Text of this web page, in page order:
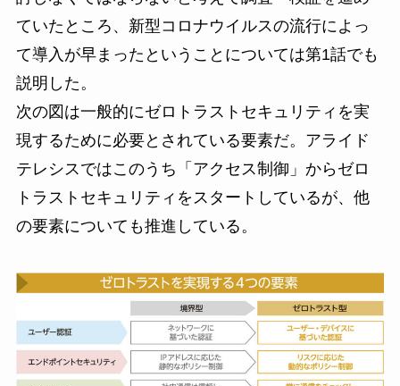
ていたところ、新型コロナウイルスの流行によっ
て導入が早まったということについては第1話でも
説明した。
次の図は一般的にゼロトラストセキュリティを実
現するために必要とされている要素だ。アライド
テレシスではこのうち「アクセス制御」からゼロ
トラストセキュリティをスタートしているが、他
の要素についても推進している。